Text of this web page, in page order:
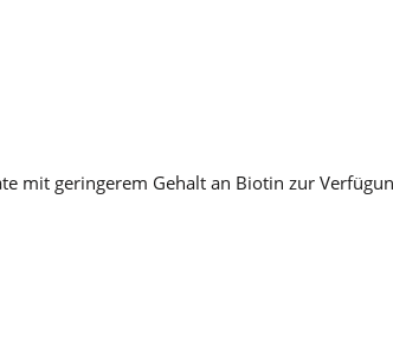
mit geringerem Gehalt an Biotin zur